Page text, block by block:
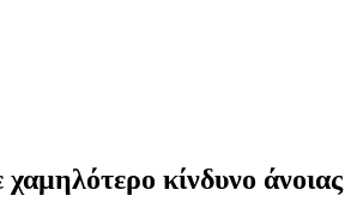
κίνδυνο άνοιας